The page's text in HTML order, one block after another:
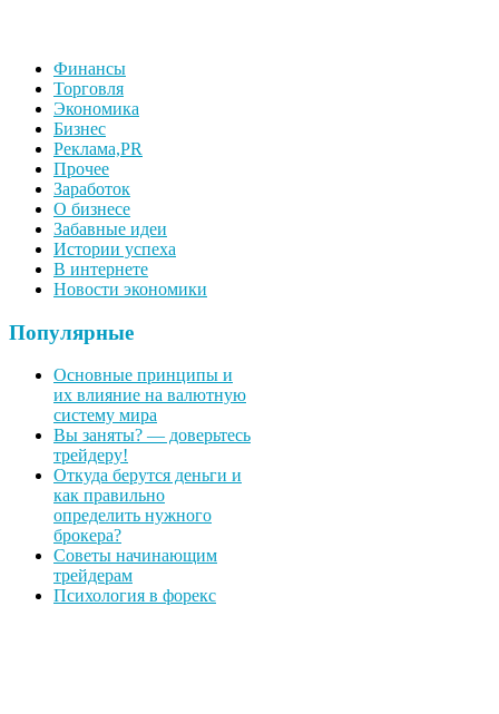
Финансы
Торговля
Экономика
Бизнес
Реклама,PR
Прочее
Заработок
О бизнесе
Забавные идеи
Истории успеха
В интернете
Новости экономики
Популярные
Основные принципы и
их влияние на валютную
систему мира
Вы заняты? — доверьтесь
трейдеру!
Откуда берутся деньги и
как правильно
определить нужного
брокера?
Советы начинающим
трейдерам
Психология в форекс